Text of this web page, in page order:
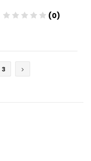
(0)
3